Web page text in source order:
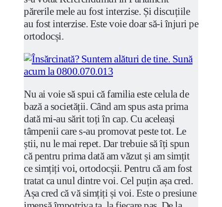
părerile mele au fost interzise. Și discuțiile
au fost interzise. Este voie doar să-i înjuri pe
ortodocși.
Nu ai voie să spui că familia este celula de
bază a societății. Când am spus asta prima
dată mi-au sărit toți în cap. Cu aceleași
tâmpenii care s-au promovat peste tot. Le
știi, nu le mai repet. Dar trebuie să îți spun
că pentru prima dată am văzut și am simțit
ce simțiți voi, ortodocșii. Pentru că am fost
tratat ca unul dintre voi. Cel puțin așa cred.
Așa cred că vă simțiți și voi. Este o presiune